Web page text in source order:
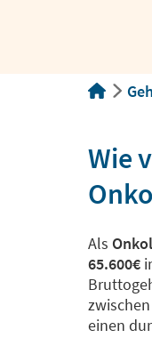
Wie
Als
65.600€
zwischen
einen